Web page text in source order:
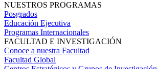
NUESTROS PROGRAMAS
Posgrados
Educación Ejecutiva
Programas Internacionales
FACULTAD E INVESTIGACIÓN
Conoce a nuestra Facultad
Facultad Global